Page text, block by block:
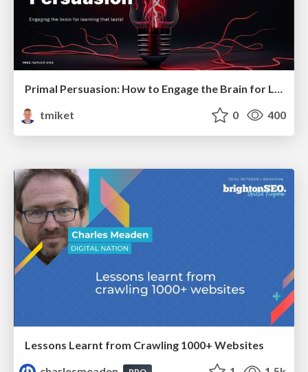
Primal Persuasion: How to Engage the Brain for Learning That Lasts
tmiket
0 400
Lessons Learnt from Crawling 1000+ Websites